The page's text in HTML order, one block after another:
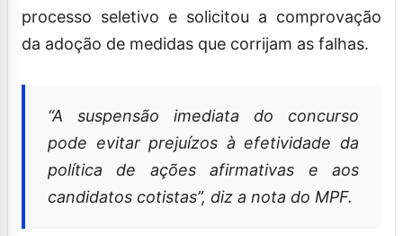
processo seletivo e solicitou a comprovação
da adoção de medidas que corrijam as falhas.
“A suspensão imediata do concurso
pode evitar prejuízos à efetividade da
política de ações afirmativas e aos
candidatos cotistas”, diz a nota do MPF.